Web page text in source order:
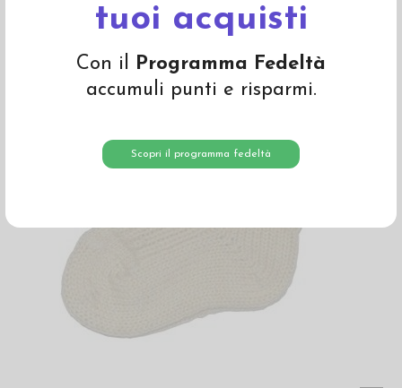
tuoi acquisti
Con il Programma Fedeltà
accumuli punti e risparmi.
Scopri il programma fedeltà